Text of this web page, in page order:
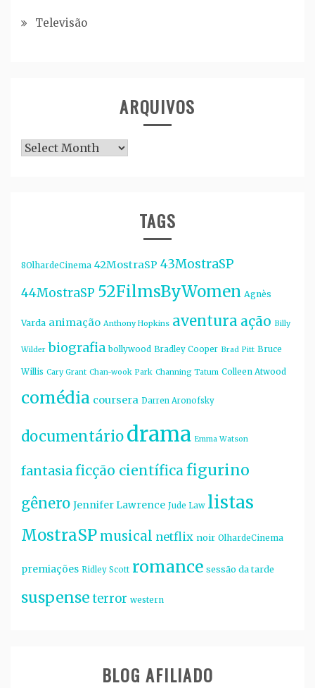
Televisão
ARQUIVOS
Arquivos
TAGS
8OlhardeCinema 42MostraSP 43MostraSP
44MostraSP 52FilmsByWomen Agnès
Varda animação Anthony Hopkins aventura ação Billy
Wilder biografia bollywood Bradley Cooper Brad Pitt Bruce
Willis Cary Grant Chan-wook Park Channing Tatum Colleen Atwood
comédia coursera Darren Aronofsky
documentáriodrama Emma Watson
fantasiaficção científicafigurino
gênero Jennifer Lawrence Jude Law listas
MostraSP musical netflix noir OlhardeCinema
premiações Ridley Scott romance sessão da tarde
suspense terror western
BLOG AFILIADO